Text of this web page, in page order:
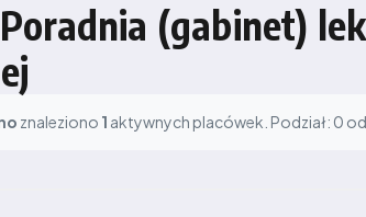
(gabinet)
znaleziono 1 aktywnych placówek. Podział: 0